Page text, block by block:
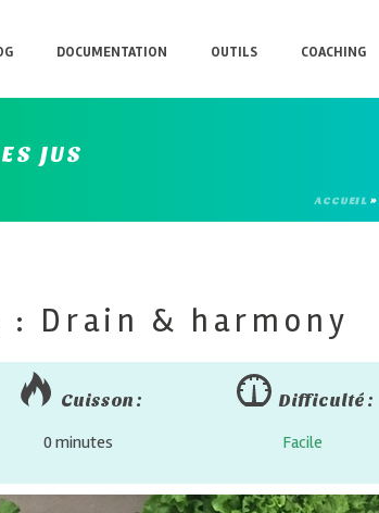
DOCUMENTATION OUTILS COACHING
JUS
ACCUEIL »
: Drain & harmony
Cuisson :
0 minutes
Difficulté :
Facile